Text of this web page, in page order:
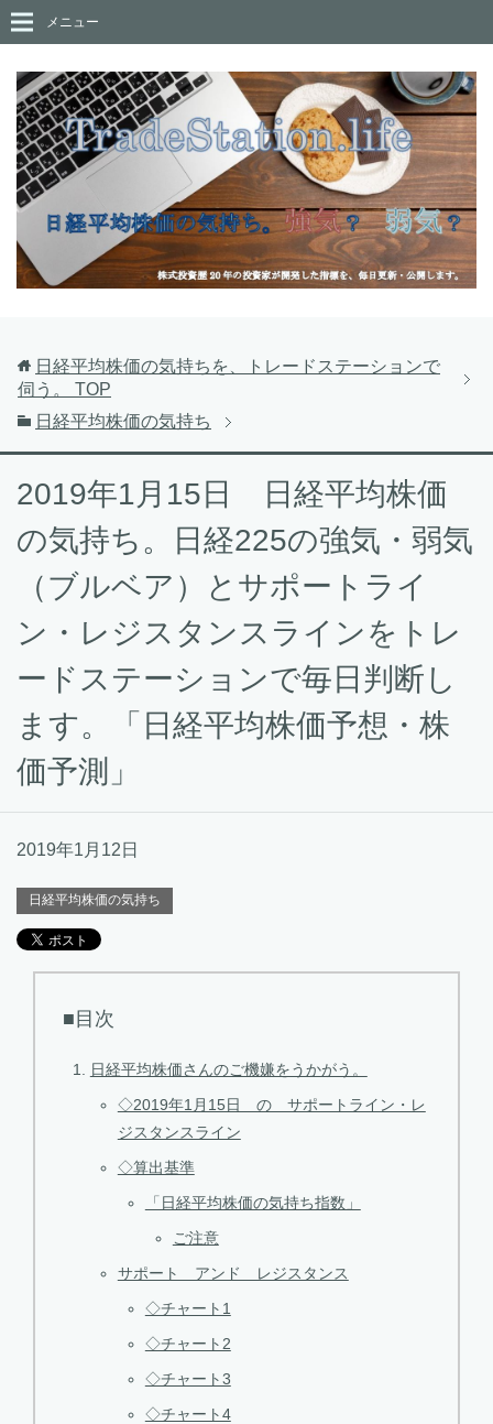
メニュー
日経平均株価の気持ちを、トレードステーションで
伺う。
TOP
日経平均株価の気持ち
2019年1月15日 日経平均株価
の気持ち。日経225の強気・弱気
（ブルベア）とサポートライ
ン・レジスタンスラインをトレ
ードステーションで毎日判断し
ます。「日経平均株価予想・株
価予測」
2019年1月12日
日経平均株価の気持ち
■目次
日経平均株価さんのご機嫌をうかがう。
◇2019年1月15日 の サポートライン・レ
ジスタンスライン
◇算出基準
「日経平均株価の気持ち指数」
ご注意
サポート アンド レジスタンス
◇チャート1
◇チャート2
◇チャート3
◇チャート4